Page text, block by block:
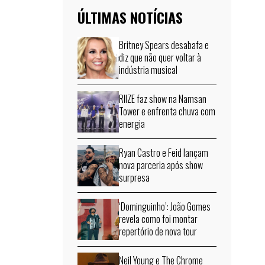
ÚLTIMAS NOTÍCIAS
Britney Spears desabafa e
diz que não quer voltar à
indústria musical
RIIZE faz show na Namsan
Tower e enfrenta chuva com
energia
Ryan Castro e Feid lançam
nova parceria após show
surpresa
‘Dominguinho’: João Gomes
revela como foi montar
repertório de nova tour
Neil Young e The Chrome